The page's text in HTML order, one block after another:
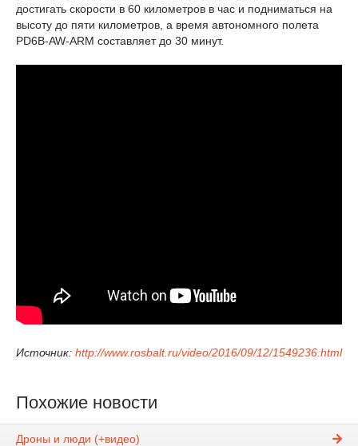
достигать скорости в 60 километров в час и подниматься на
высоту до пяти километров, а время автономного полета
PD6B-AW-ARM составляет до 30 минут.
Источник: http://www.rosbalt.ru/video/2016/09/12/1549236.html
Похожие новости
Дроны и люди (+видео)